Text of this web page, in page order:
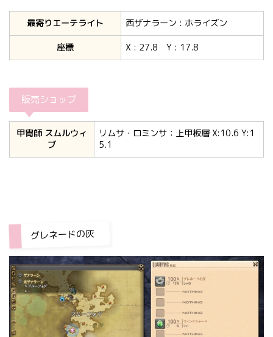
最寄りエーテライト
西ザナラーン : ホライズン
座標
X : 27.8 Y : 17.8
販売ショップ
甲冑師 スムルウィ
ブ
リムサ・ロミンサ：上甲板層 X:10.6 Y:1
5.1
グレネードの灰